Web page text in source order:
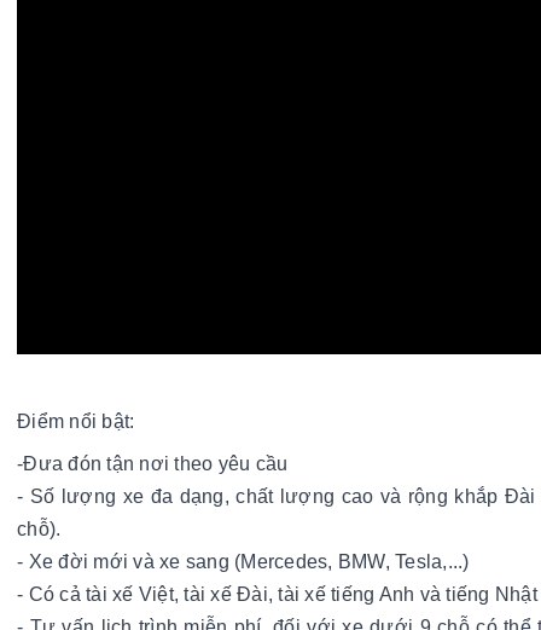
Điểm nổi bật:
-Đưa đón tận nơi theo yêu cầu
- Số lượng xe đa dạng, chất lượng cao và rộng khắp Đài
chỗ).
- Xe đời mới và xe sang (Mercedes, BMW, Tesla,...)
- Có cả tài xế Việt, tài xế Đài, tài xế tiếng Anh và tiếng